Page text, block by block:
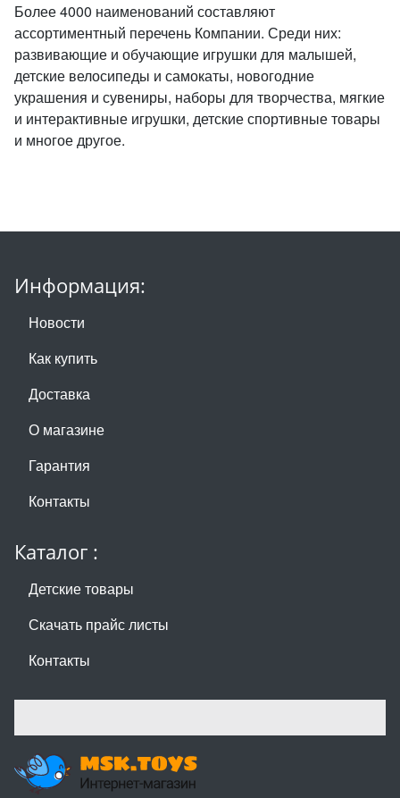
Более 4000 наименований составляют
ассортиментный перечень Компании. Среди них:
развивающие и обучающие игрушки для малышей,
детские велосипеды и самокаты, новогодние
украшения и сувениры, наборы для творчества, мягкие
и интерактивные игрушки, детские спортивные товары
и многое другое.
Информация:
Новости
Как купить
Доставка
О магазине
Гарантия
Контакты
Каталог :
Детские товары
Скачать прайс листы
Контакты